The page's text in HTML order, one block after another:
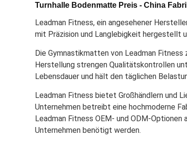
Turnhalle Bodenmatte Preis - China
Leadman Fitness, ein angesehener
mit Präzision und Langlebigkeit hergestellt
Die Gymnastikmatten von Leadman
Herstellung strengen Qualitätskontrollen
Lebensdauer und hält den täglichen
Leadman Fitness bietet Großhändlern und
Unternehmen betreibt eine hochmoderne
Leadman Fitness OEM- und ODM-
Unternehmen benötigt werden.